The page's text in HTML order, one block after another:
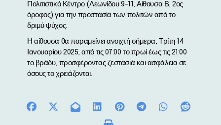
Πολιτιστικό Κέντρο (Λεωνίδου 9-11, Αίθουσα Β, 2ος
όροφος) για την προστασία των πολιτών από το
δριμύ ψύχος.
Η αίθουσα θα παραμείνει ανοιχτή σήμερα, Τρίτη 14
Ιανουαρίου 2025, από τις 07:00 το πρωί έως τις 21:00
το βράδυ, προσφέροντας ζεστασιά και ασφάλεια σε
όσους το χρειάζονται.